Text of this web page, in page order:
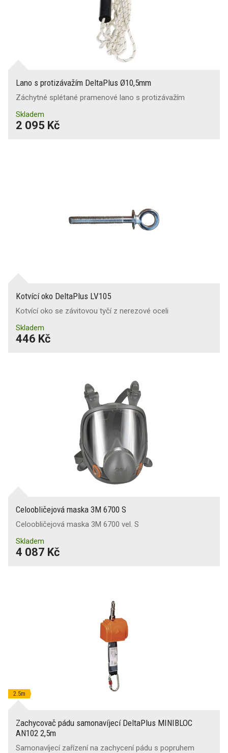
Lano s protizávažím DeltaPlus Ø10,5mm
Záchytné splétané pramenové lano s protizávažím
Skladem
2 095 Kč
Kotvící oko DeltaPlus LV105
Kotvící oko se závitovou tyčí z nerezové oceli
Skladem
446 Kč
Celoobličejová maska 3M 6700 S
Celoobličejová maska 3M 6700 vel. S
Skladem
4 087 Kč
2.5m
Zachycovač pádu samonavíjecí DeltaPlus MINIBLOC
AN102 2,5m
Samonavíjecí zařízení na zachycení pádu s popruhem